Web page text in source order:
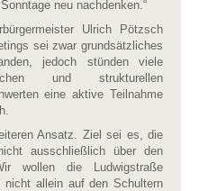
neu nachdenken.“
Ulrich Pötzsch
sei zwar grundsätzliches
jedoch stünden viele
und strukturellen
eine aktive Teilnahme
Ansatz. Ziel sei es, die
ausschließlich über den
wollen die Ludwigstraße
allein auf den Schultern